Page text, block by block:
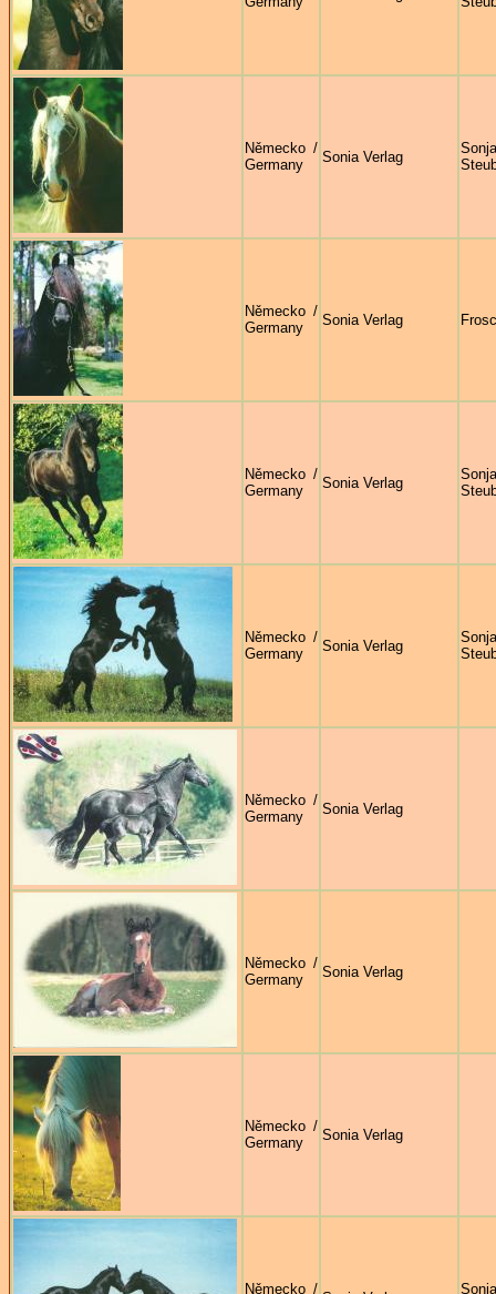
Německo /
Germany
Sonia Verlag
Sonja
Německo /
Germany
Sonia Verlag
Německo /
Germany
Sonia Verlag
Sonja
Německo /
Germany
Sonia Verlag
Sonja
Německo /
Germany
Sonia Verlag
Německo /
Germany
Sonia Verlag
Německo /
Germany
Sonia Verlag
Německo / Sonja